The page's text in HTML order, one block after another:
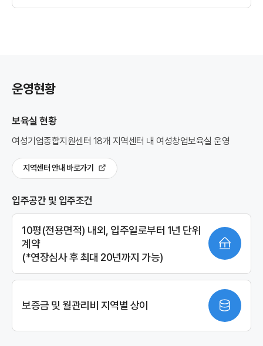
운영현황
보육실 현황
여성기업종합지원센터 18개 지역센터 내 여성창업보육실 운영
지역센터 안내 바로가기
입주공간 및 입주조건
10평(전용면적) 내외, 입주일로부터 1년 단위
계약
(*연장심사 후 최대 20년까지 가능)
보증금 및 월관리비 지역별 상이